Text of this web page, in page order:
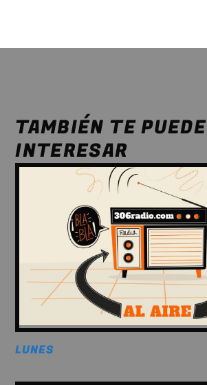
TAMBIÉN TE PUEDE
INTERESAR
LUNES